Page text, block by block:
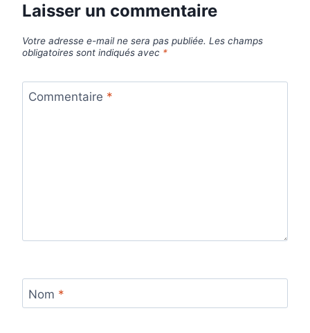
Laisser un commentaire
Votre adresse e-mail ne sera pas publiée. Les champs
obligatoires sont indiqués avec *
Commentaire *
Nom *